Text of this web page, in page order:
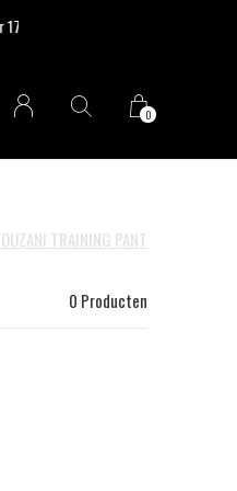
0
TRAINING PANT
0 Producten